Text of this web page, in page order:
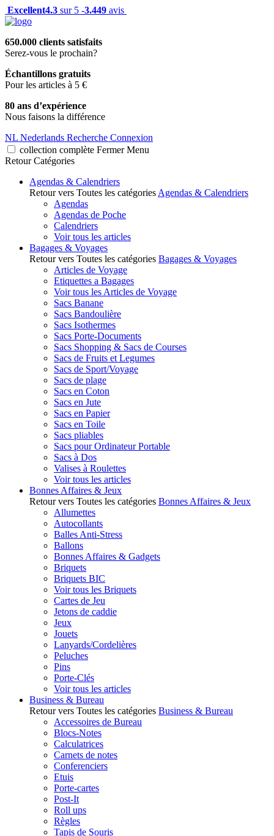
Excellent4.3 sur 5 -3.449 avis
650.000 clients satisfaits
Serez-vous le prochain?
Échantillons gratuits
Pour les articles à 5 €
80 ans d’expérience
Nous faisons la différence
NL Nederlands Recherche Connexion
collection complète Fermer Menu
Retour Catégories
Agendas & Calendriers
Retour vers Toutes les catégories Agendas & Calendriers
Agendas
Agendas de Poche
Calendriers
Voir tous les articles
Bagages & Voyages
Retour vers Toutes les catégories Bagages & Voyages
Articles de Voyage
Etiquettes a Bagages
Voir tous les Articles de Voyage
Sacs Banane
Sacs Bandoulière
Sacs Isothermes
Sacs Porte-Documents
Sacs Shopping & Sacs de Courses
Sacs de Fruits et Legumes
Sacs de Sport/Voyage
Sacs de plage
Sacs en Coton
Sacs en Jute
Sacs en Papier
Sacs en Toile
Sacs pliables
Sacs pour Ordinateur Portable
Sacs à Dos
Valises à Roulettes
Voir tous les articles
Bonnes Affaires & Jeux
Retour vers Toutes les catégories Bonnes Affaires & Jeux
Allumettes
Autocollants
Balles Anti-Stress
Ballons
Bonnes Affaires & Gadgets
Briquets
Briquets BIC
Voir tous les Briquets
Cartes de Jeu
Jetons de caddie
Jeux
Jouets
Lanyards/Cordelières
Peluches
Pins
Porte-Clés
Voir tous les articles
Business & Bureau
Retour vers Toutes les catégories Business & Bureau
Accessoires de Bureau
Blocs-Notes
Calculatrices
Carnets de notes
Conferenciers
Etuis
Porte-cartes
Post-It
Roll ups
Règles
Tapis de Souris